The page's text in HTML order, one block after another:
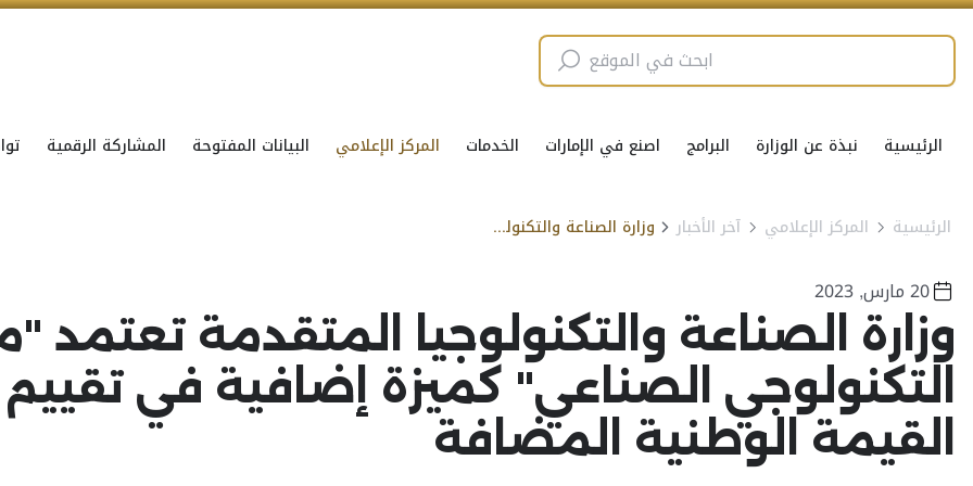
الرئيسية نبذة عن الوزارة البرامج اصنع في الإمارات الخدمات المركز الإعلامي البيانات المفتوحة المشاركة الرقمية
الرئيسية المركز الإعلامي آخر الأخبار وزارة الصناعة والتكنولوجيا المتقدمة تعتمد "مؤشر التحول التكنولوجي الصناعي" كميزة إضافية في تقييم الشركات ببرنامج القيمة الوطنية المضافة
20 مارس, 2023
وزارة الصناعة والتكنولوجيا المتقدمة تعتمد
التكنولوجي الصناعي" كميزة إضافية في تقييم
القيمة الوطنية المضافة